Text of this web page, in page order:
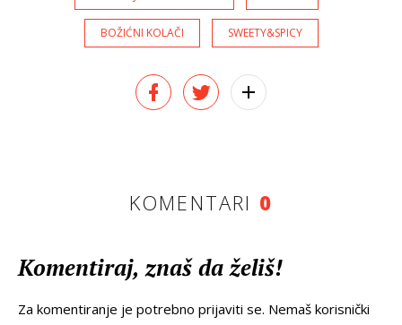
BOŽIĆNI KOLAČI SWEETY&SPICY
KOMENTARI 0
Komentiraj, znaš da želiš!
Za komentiranje je potrebno prijaviti se. Nemaš korisnički